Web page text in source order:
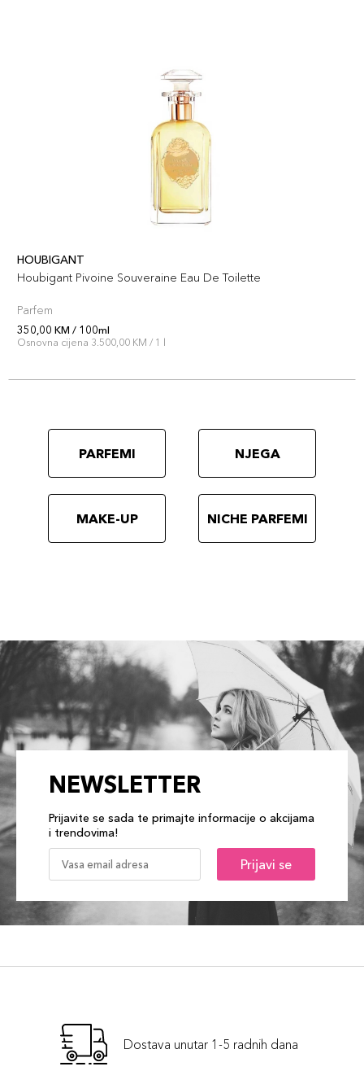
HOUBIGANT
Houbigant Pivoine Souveraine Eau De Toilette
Parfem
350,00 KM / 100ml
Osnovna cijena 3.500,00 KM / 1 l
PARFEMI NJEGA
MAKE-UP NICHE PARFEMI
NEWSLETTER
Prijavite se sada te primajte informacije o akcijama
i trendovima!
Prijavi se
Dostava unutar 1-5 radnih dana